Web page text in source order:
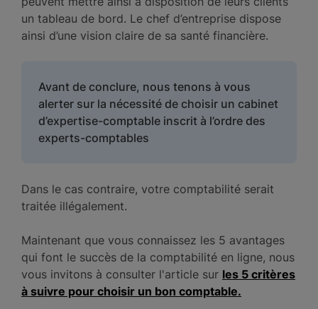
un tableau de bord. Le chef d’entreprise dispose
ainsi d’une vision claire de sa santé financière.
Avant de conclure, nous tenons à vous
alerter sur la nécessité de choisir un cabinet
d’expertise-comptable inscrit à l’ordre des
experts-comptables
Dans le cas contraire, votre comptabilité serait
traitée illégalement.
Maintenant que vous connaissez les 5 avantages
qui font le succès de la comptabilité en ligne, nous
vous invitons à consulter l'article sur les 5 critères
à suivre pour choisir un bon comptable.